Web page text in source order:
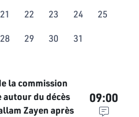
21 22 23 24 25
28 29 30 31
la commission
autour du décès
Zayen après
09:00